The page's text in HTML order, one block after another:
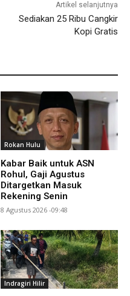
Artikel selanjutnya
Sediakan 25 Ribu Cangkir
Kopi Gratis
Rokan Hulu
Kabar Baik untuk ASN
Rohul, Gaji Agustus
Ditargetkan Masuk
Rekening Senin
8 Agustus 2026 -09:48
Indragiri Hilir